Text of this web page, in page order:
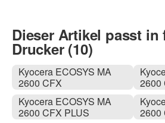
Dieser Artikel passt in
Drucker (10)
Kyocera ECOSYS MA
2600 CFX
Kyocera ECOSYS MA
2600 CFX PLUS
2600
2600